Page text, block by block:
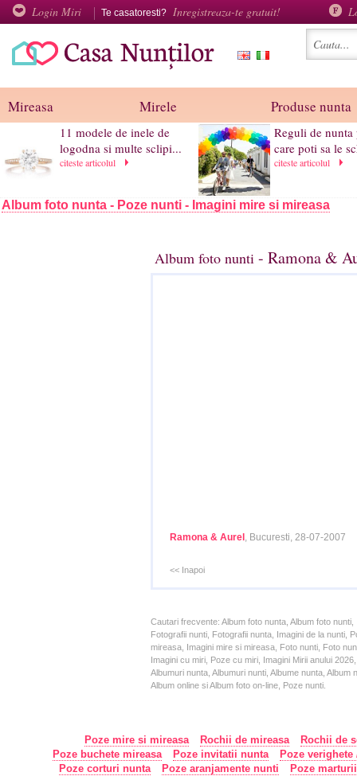
Login Miri Te casatoresti? Inregistreaza-te gratuit!
Mireasa Mirele Produse nunta
11 modele de inele de
logodna si multe sclipi...
citeste articolul
Reguli de nunta
care poti sa le
citeste articolul
Album foto nunta - Poze nunti - Imagini mire si mireasa
Album foto nunti - Ramona &
Ramona & Aurel , Bucuresti, 28-07-2007
<< Inapoi
Cautari frecvente: Album foto nunta, Album foto
Fotografii nunti, Fotografii nunta, Imagini de la nunti,
mireasa, Imagini mire si mireasa, Foto nunti, Foto
Imagini cu miri, Poze cu miri, Imagini Mirii anului
Albumuri nunta, Albumuri nunti, Albume nunta,
Album online si Album foto on-line, Poze nunti.
Poze mire si mireasa Rochii de mireasa
Rochii de
Poze buchete mireasa
Poze invitatii nunta
Poze
Poze corturi nunta
Poze aranjamente nunti
Poze